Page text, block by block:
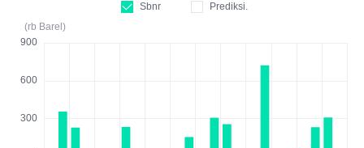
Sbnr
Prediksi.
(rb Barel)